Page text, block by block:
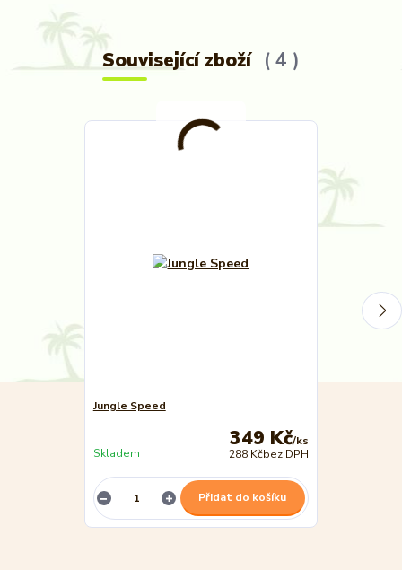
Související zboží 4
Jungle Speed
349 Kč/ks
288 Kčbez DPH
Skladem
Přidat do košíku